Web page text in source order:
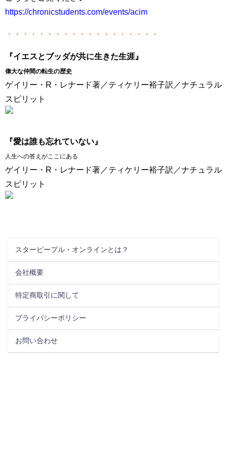
https://chronicstudents.com/events/acim
・・・・・・・・・・・・・・・・・・・
『イエスとブッダが共に生きた生涯』
偉大な仲間の転生の歴史
ゲイリー・R・レナード著／ティケリー裕子訳／ナチュラル
スピリット
『愛は誰も忘れていない』
人生への答えがここにある
ゲイリー・R・レナード著／ティケリー裕子訳／ナチュラル
スピリット
スターピープル・オンラインとは？
会社概要
特定商取引に関して
プライバシーポリシー
お問い合わせ